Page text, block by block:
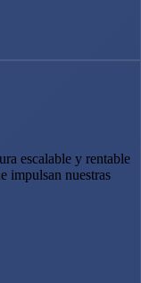
escalable y rentable
impulsan nuestras